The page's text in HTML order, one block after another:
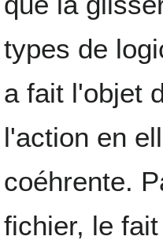
types de
a fait l'objet
l'action en
coéhrente.
fichier, le